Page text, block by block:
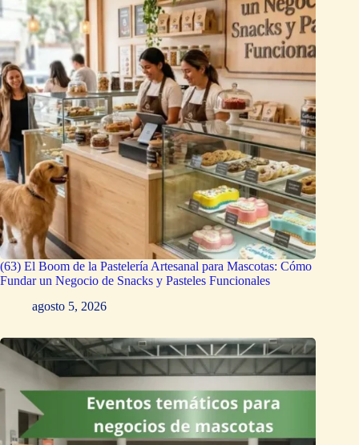
(63) El Boom de la Pastelería Artesanal para Mascotas: Cómo
Fundar un Negocio de Snacks y Pasteles Funcionales
agosto 5, 2026